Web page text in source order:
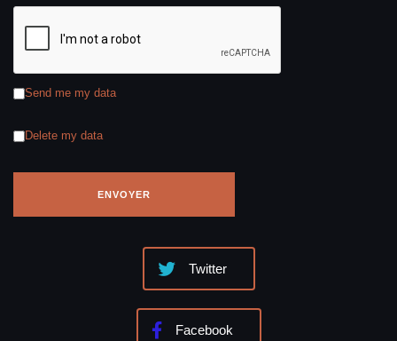
Send me my data
Delete my data
Twitter
Facebook